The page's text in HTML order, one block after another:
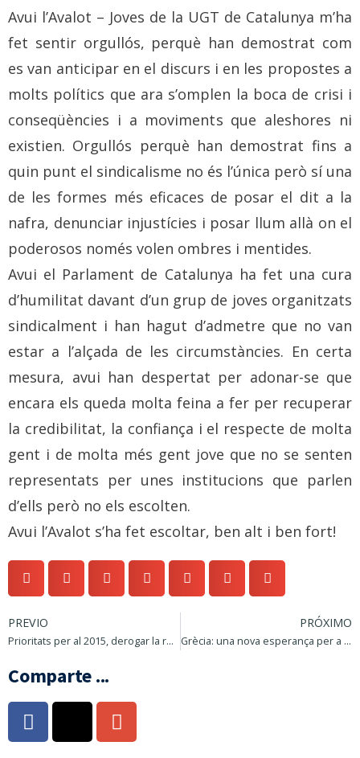
Avui l’Avalot – Joves de la UGT de Catalunya m’ha
fet sentir orgullós, perquè han demostrat com
es van anticipar en el discurs i en les propostes a
molts polítics que ara s’omplen la boca de crisi i
conseqüències i a moviments que aleshores ni
existien. Orgullós perquè han demostrat fins a
quin punt el sindicalisme no és l’única però sí una
de les formes més eficaces de posar el dit a la
nafra, denunciar injustícies i posar llum allà on el
poderosos només volen ombres i mentides.
Avui el Parlament de Catalunya ha fet una cura
d’humilitat davant d’un grup de joves organitzats
sindicalment i han hagut d’admetre que no van
estar a l’alçada de les circumstàncies. En certa
mesura, avui han despertat per adonar-se que
encara els queda molta feina a fer per recuperar
la credibilitat, la confiança i el respecte de molta
gent i de molta més gent jove que no se senten
representats per unes institucions que parlen
d’ells però no els escolten.
Avui l’Avalot s’ha fet escoltar, ben alt i ben fort!
PREVIO
Prioritats per al 2015, derogar la reforma laboral i apujar els salaris per sortir de la crisi
PRÓXIMO
Grècia: una nova esperança per a Europa
Comparte ...